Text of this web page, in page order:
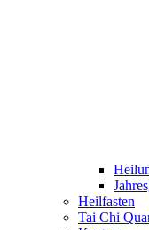
Heilfasten
Tai Chi